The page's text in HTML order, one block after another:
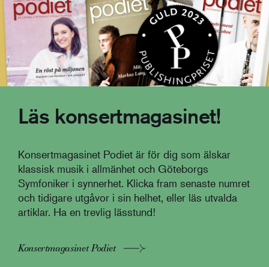
Läs konsertmagasinet!
Konsertmagasinet Podiet är för dig som älskar
klassisk musik i allmänhet och Göteborgs
Symfoniker i synnerhet. Klicka fram senaste numret
och tidigare utgåvor i sin helhet, eller läs utvalda
artiklar. Ha en trevlig lässtund!
Konsertmagasinet Podiet